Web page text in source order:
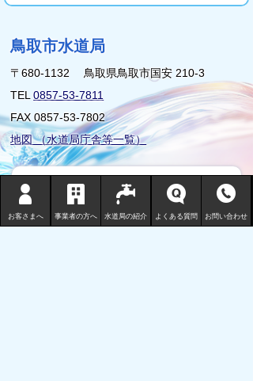
お客さまへ 事業者の方へ 水道局の紹介 よくある質問 お問い合わせ
鳥取市水道局
〒680-1132 鳥取県鳥取市国安 210-3
TEL0857-53-7811
FAX 0857-53-7802
地図 （水道局庁舎等一覧）
サイトマップ
プライバシーポリシー